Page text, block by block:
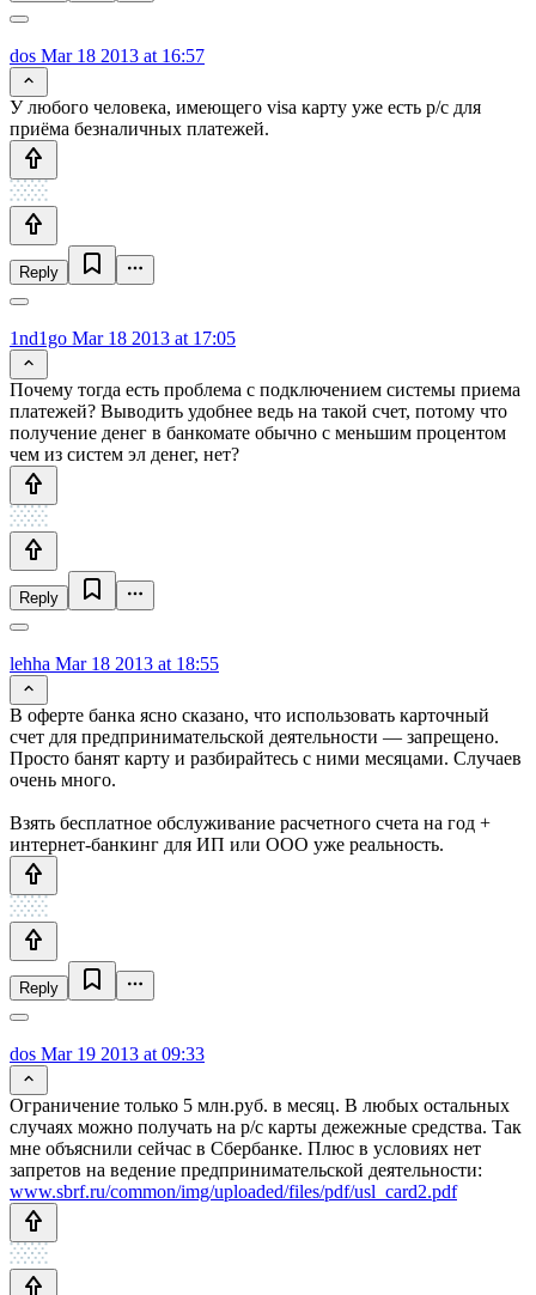
dos Mar 18 2013 at 16:57
У любого человека, имеющего visa карту уже есть р/с для
приёма безналичных платежей.
Reply
1nd1go Mar 18 2013 at 17:05
Почему тогда есть проблема с подключением системы приема
платежей? Выводить удобнее ведь на такой счет, потому что
получение денег в банкомате обычно с меньшим процентом
чем из систем эл денег, нет?
Reply
lehha Mar 18 2013 at 18:55
В оферте банка ясно сказано, что использовать карточный
счет для предпринимательской деятельности — запрещено.
Просто банят карту и разбирайтесь с ними месяцами. Случаев
очень много.
Взять бесплатное обслуживание расчетного счета на год +
интернет-банкинг для ИП или ООО уже реальность.
Reply
dos Mar 19 2013 at 09:33
Ограничение только 5 млн.руб. в месяц. В любых остальных
случаях можно получать на р/с карты дежежные средства. Так
мне объяснили сейчас в Сбербанке. Плюс в условиях нет
запретов на ведение предпринимательской деятельности:
www.sbrf.ru/common/img/uploaded/files/pdf/usl_card2.pdf